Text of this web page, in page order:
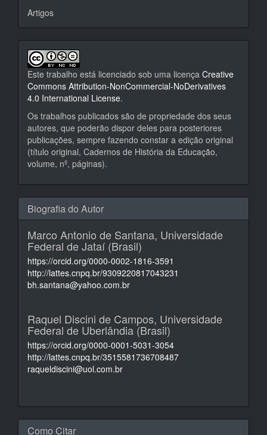
Artigos
Este trabalho está licenciado sob uma licença Creative
Commons Attribution-NonCommercial-NoDerivatives
4.0 International License.
Os trabalhos publicados são de propriedade dos seus
autores, que poderão dispor deles para posteriores
publicações, sempre fazendo constar a edição original
(título original, Cadernos de História da Educação,
volume, nº, páginas).
Biografia do Autor
Marco Antonio de Santana, Universidade
Federal de Jataí (Brasil)
https://orcid.org/0000-0002-1816-3591
http://lattes.cnpq.br/9309220817043231
bh.santana@yahoo.com.br
Raquel Discini de Campos, Universidade
Federal de Uberlândia (Brasil)
https://orcid.org/0000-0001-5031-3054
http://lattes.cnpq.br/3515581736708487
raqueldiscini@uol.com.br
Como Citar